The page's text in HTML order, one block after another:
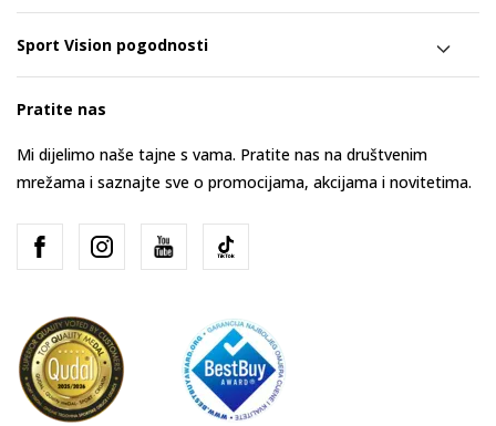
Sport Vision pogodnosti
Pratite nas
Mi dijelimo naše tajne s vama. Pratite nas na društvenim
mrežama i saznajte sve o promocijama, akcijama i novitetima.